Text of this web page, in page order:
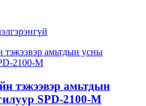
тэжээвэр амьтдын
SPD-2100-M